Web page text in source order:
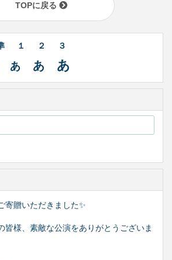
TOPに戻る
１ ２ ３
あ あ あ
寄贈いただきました✨
皆様、素敵な公演をありがとうございま